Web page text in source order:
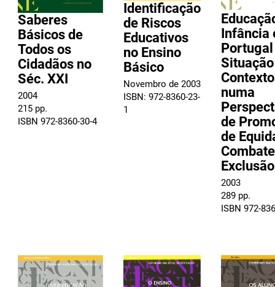
Saberes
Básicos de
Todos os
Cidadãos no
Séc. XXI
2004
215 pp.
ISBN 972-8360-30-4
Identificação
de Riscos
Educativos
no Ensino
Básico
Novembro de 2003
ISBN: 972-8360-23-
1
Infância
numa
de
de
Exclusão
2003
289 pp.
ISBN 972-